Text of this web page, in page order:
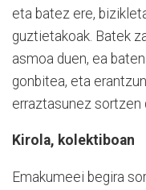
eta batez ere,
guztietakoak. Batek
asmoa duen, ea
gonbitea, eta
erraztasunez sortzen
Kirola, kolektiboan
Emakumeei begira